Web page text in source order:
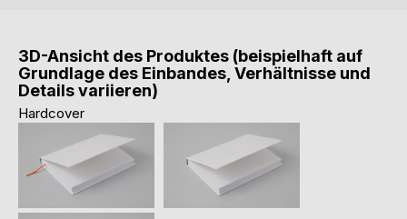
3D-Ansicht des Produktes (beispielhaft auf
Grundlage des Einbandes, Verhältnisse und
Details variieren)
Hardcover